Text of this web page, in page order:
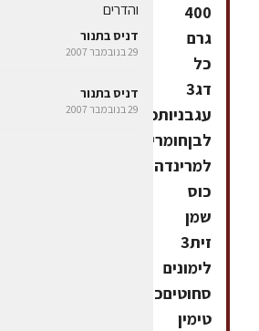
400
גרם
כל
דג3
עגבניותפטרוזיליהשוםמלחפלפל
לבןחומרים
למרינדה:½
כוס
שמן
זית3
לימונים
סחוטיםכף
טימין
דניס בתנור
29 בנובמבר 2007
דניס בתנור
29 בנובמבר 2007